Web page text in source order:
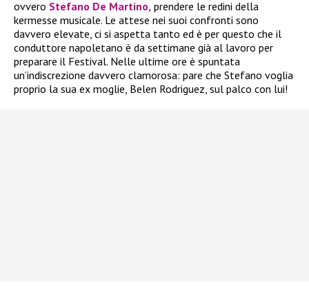
ovvero Stefano De Martino, prendere le redini della
kermesse musicale. Le attese nei suoi confronti sono
davvero elevate, ci si aspetta tanto ed è per questo che il
conduttore napoletano è da settimane già al lavoro per
preparare il Festival. Nelle ultime ore è spuntata
un’indiscrezione davvero clamorosa: pare che Stefano voglia
proprio la sua ex moglie, Belen Rodriguez, sul palco con lui!